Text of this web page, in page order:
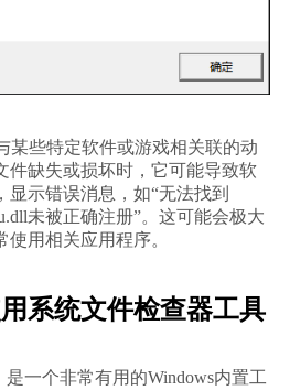
某些特定软件或游戏相关联的动
件缺失或损坏时，它可能导致软
示错误消息，如“无法找到
未被正确注册”。这可能会极大
用相关应用程序。
系统文件检查器工具
一个非常有用的Windows内置工